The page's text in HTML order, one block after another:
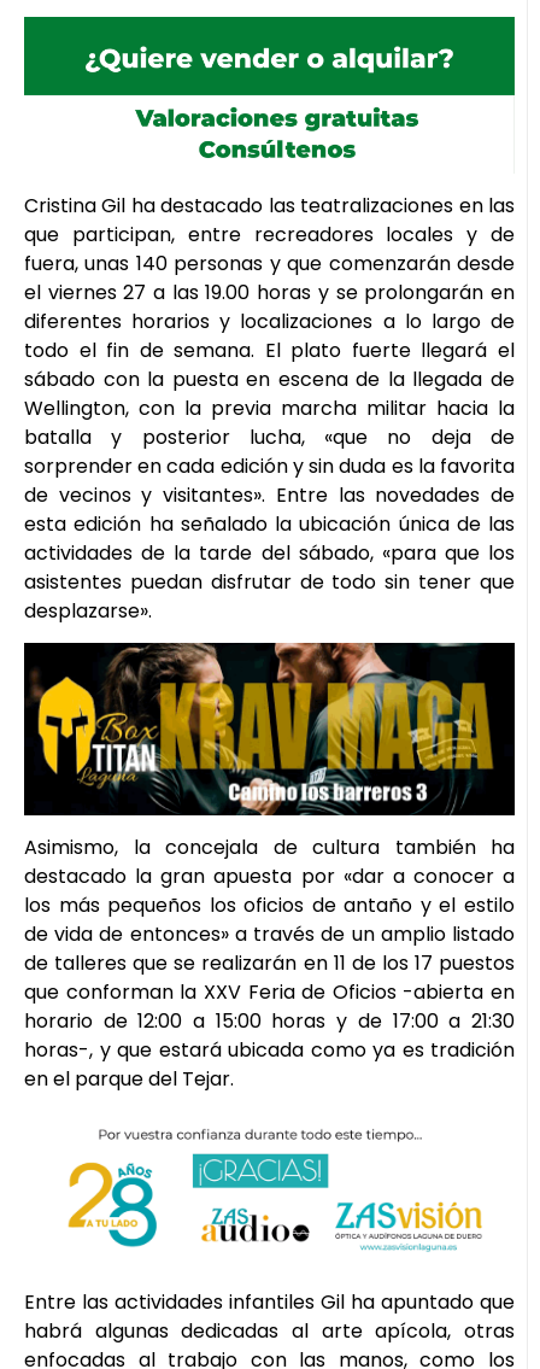
Cristina Gil ha destacado las teatralizaciones en las
que participan, entre recreadores locales y de
fuera, unas 140 personas y que comenzarán desde
el viernes 27 a las 19.00 horas y se prolongarán en
diferentes horarios y localizaciones a lo largo de
todo el fin de semana. El plato fuerte llegará el
sábado con la puesta en escena de la llegada de
Wellington, con la previa marcha militar hacia la
batalla y posterior lucha, «que no deja de
sorprender en cada edición y sin duda es la favorita
de vecinos y visitantes». Entre las novedades de
esta edición ha señalado la ubicación única de las
actividades de la tarde del sábado, «para que los
asistentes puedan disfrutar de todo sin tener que
desplazarse».
Asimismo, la concejala de cultura también ha
destacado la gran apuesta por «dar a conocer a
los más pequeños los oficios de antaño y el estilo
de vida de entonces» a través de un amplio listado
de talleres que se realizarán en 11 de los 17 puestos
que conforman la XXV Feria de Oficios -abierta en
horario de 12:00 a 15:00 horas y de 17:00 a 21:30
horas-, y que estará ubicada como ya es tradición
en el parque del Tejar.
Entre las actividades infantiles Gil ha apuntado que
habrá algunas dedicadas al arte apícola, otras
enfocadas al trabajo con las manos, como los